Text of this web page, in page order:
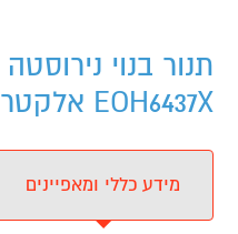
EOH6437X אלקטרולוקס - מידע נוסף
מידע כללי ומאפיינים